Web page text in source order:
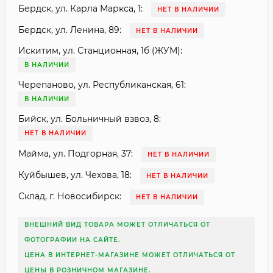
Бердск, ул. Карла Маркса, 1: НЕТ В НАЛИЧИИ
Бердск, ул. Ленина, 89: НЕТ В НАЛИЧИИ
Искитим, ул. Станционная, 1б (ЖУМ):
В НАЛИЧИИ
Черепаново, ул. Республиканская, 61:
В НАЛИЧИИ
Бийск, ул. Больничный взвоз, 8:
НЕТ В НАЛИЧИИ
Майма, ул. Подгорная, 37: НЕТ В НАЛИЧИИ
Куйбышев, ул. Чехова, 18: НЕТ В НАЛИЧИИ
Склад, г. Новосибирск: НЕТ В НАЛИЧИИ
ВНЕШНИЙ ВИД ТОВАРА МОЖЕТ ОТЛИЧАТЬСЯ ОТ
ФОТОГРАФИИ НА САЙТЕ.
ЦЕНА В ИНТЕРНЕТ-МАГАЗИНЕ МОЖЕТ ОТЛИЧАТЬСЯ ОТ
ЦЕНЫ В РОЗНИЧНОМ МАГАЗИНЕ.